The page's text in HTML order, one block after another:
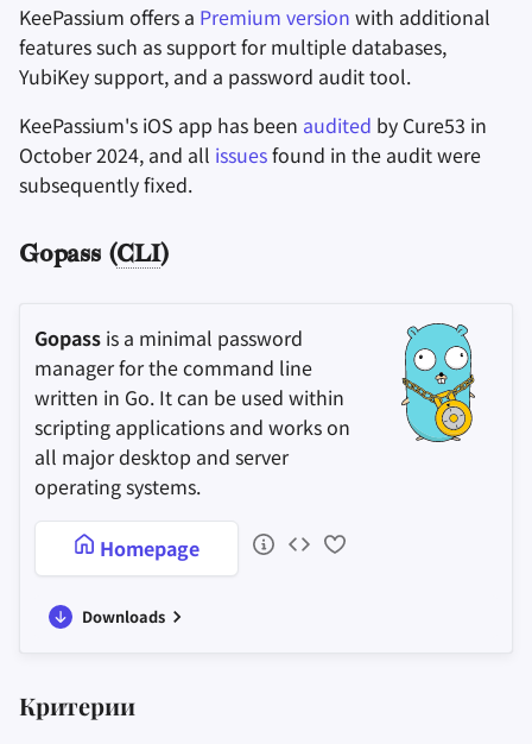
KeePassium offers a Premium version with additional
features such as support for multiple databases,
YubiKey support, and a password audit tool.
KeePassium's iOS app has been audited by Cure53 in
October 2024, and all issuesfound in the audit were
subsequently fixed.
Gopass (CLI)
Gopass is a minimal password
manager for the command line
written in Go. It can be used within
scripting applications and works on
all major desktop and server
operating systems.
Homepage
Downloads
Критерии